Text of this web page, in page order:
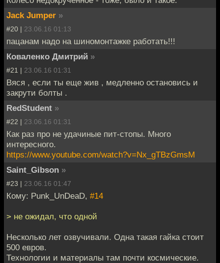
Jack Jumper »
#20 | 23.06.16 01:13
пацанам надо на шиномонтажке работать!!!
Коваленко Дмитрий »
#21 | 23.06.16 01:31
Вяся , если ты еще жив , медленно остановись и
закрути болты .
RedStudent »
#22 | 23.06.16 01:31
Как раз про не удачиные пит-стопы. Много
интересного.
https://www.youtube.com/watch?v=Nx_gTBzGmsM
Saint_Gibson »
#23 | 23.06.16 01:47
Кому: Punk_UnDeaD, #14
> не ожидал, что одной
Несколько лет озвучивали. Одна такая гайка стоит
500 евров.
Технологии и материалы там почти космические.